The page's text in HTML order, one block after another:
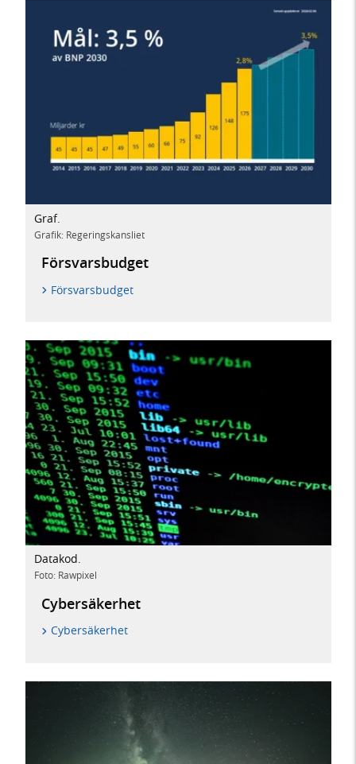
Graf.
Grafik: Regeringskansliet
Försvarsbudget
Försvarsbudget
Datakod.
Foto: Rawpixel
Cybersäkerhet
Cybersäkerhet